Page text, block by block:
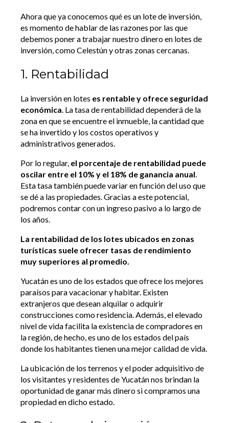
Ahora que ya conocemos qué es un lote de inversión,
es momento de hablar de las razones por las que
debemos poner a trabajar nuestro dinero en lotes de
inversión, como Celestún y otras zonas cercanas.
1. Rentabilidad
La inversión en lotes es rentable y ofrece seguridad
económica. La tasa de rentabilidad dependerá de la
zona en que se encuentre el inmueble, la cantidad que
se ha invertido y los costos operativos y
administrativos generados.
Por lo regular, el porcentaje de rentabilidad puede
oscilar entre el 10% y el 18% de ganancia anual.
Esta tasa también puede variar en función del uso que
se dé a las propiedades. Gracias a este potencial,
podremos contar con un ingreso pasivo a lo largo de
los años.
La rentabilidad de los lotes ubicados en zonas
turísticas suele ofrecer tasas de rendimiento
muy superiores al promedio.
Yucatán es uno de los estados que ofrece los mejores
paraísos para vacacionar y habitar. Existen
extranjeros que desean alquilar o adquirir
construcciones como residencia. Además, el elevado
nivel de vida facilita la existencia de compradores en
la región, de hecho, es uno de los estados del país
donde los habitantes tienen una mejor calidad de vida.
La ubicación de los terrenos y el poder adquisitivo de
los visitantes y residentes de Yucatán nos brindan la
oportunidad de ganar más dinero si compramos una
propiedad en dicho estado.